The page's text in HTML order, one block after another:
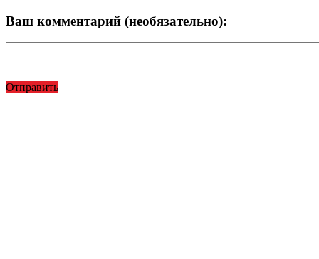
Ваш комментарий (необязательно):
Отправить